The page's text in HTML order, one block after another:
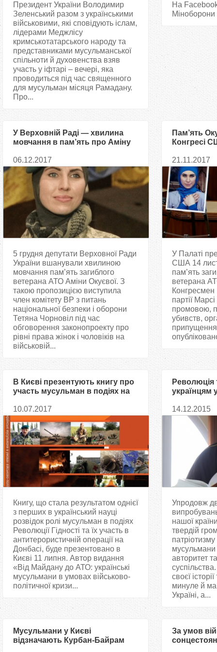
Президент України Володимир
Зеленський разом з українськими
військовими, які сповідують іслам,
лідерами Меджлісу
кримськотатарського народу та
представниками мусульманської
спільноти й духовенства взяв
участь у іфтарі – вечері, яка
проводиться під час священного
для мусульман місяця Рамадану.
Про...
На
Міноборони
У Верховній Раді — хвилина
мовчання в пам’ять про Аміну
06.12.2017
5 грудня депутати Верховної Ради
України вшанували хвилиною
мовчання пам’ять загиблого
ветерана АТО Аміни Окуєвої. З
такою пропозицією виступила
член комітету ВР з питань
національної безпеки і оборони
Тетяна Чорновіл під час
обговорення законопроекту про
рівні права жінок і чоловіків на
військовій...
Пам’ять
Конгресі
21.11.2017
У Палаті
США 14
пам’ять
ветерана
Конгресмен
партії
промовою,
убивств,
В Києві презентують книгу про
участь мусульман в подіях на
10.07.2017
Книгу, що стала результатом однієї
з перших в український науці
розвідок ролі мусульман в подіях
Революції Гідності та їх участь в
антитерористичній операції на
Донбасі, буде презентовано в
Києві 11 липня. Автор видання
«Від Майдану до АТО: українські
мусульмани в умовах військово-
політичної кризи...
Революція
українцям
Ісмагілов
14.12.2015
Упродовж
нашої
твердій
патріотизму
мусульмани
авторитет
своєї
минуле й
Україні, а...
Мусульмани у Києві
відзначають Курбан-Байрам
За умов